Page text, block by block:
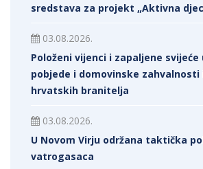
sredstava za projekt „Aktivna
03.08.2026.
Položeni vijenci i zapaljene svijeće
pobjede i domovinske zahvalnosti
hrvatskih branitelja
03.08.2026.
U Novom Virju održana taktička
vatrogasaca